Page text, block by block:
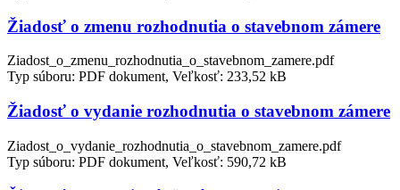
Žiadosť o zmenu rozhodnutia o stavebnom zámere
Ziadost_o_zmenu_rozhodnutia_o_stavebnom_zamere.pdf
Typ súboru: PDF dokument, Veľkosť: 233,52 kB
Žiadosť o vydanie rozhodnutia o stavebnom zámere
Ziadost_o_vydanie_rozhodnutia_o_stavebnom_zamere.pdf
Typ súboru: PDF dokument, Veľkosť: 590,72 kB